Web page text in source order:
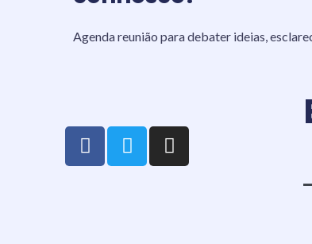
Agenda reunião para debater ideias,
F
a
T
w
I
n